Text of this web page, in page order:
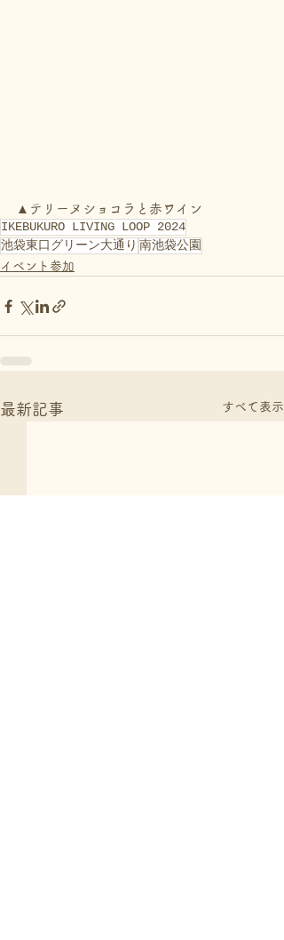
▲テリーヌショコラと赤ワイン
IKEBUKURO LIVING LOOP 2024
池袋東口グリーン大通り 南池袋公園
イベント参加
最新記事 すべて表示